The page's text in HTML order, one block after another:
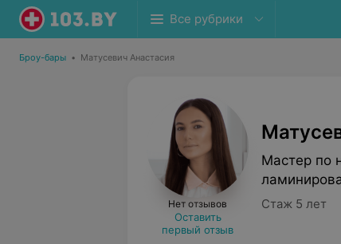
Все рубрики
Броу-бары • Матусевич Анастасия
Нет отзывов
Оставить
первый отзыв
Мастер по
Стаж 5 лет